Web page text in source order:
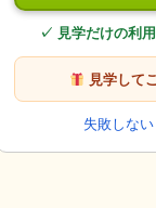
✓ 見学だけの利
見学して
失敗しな